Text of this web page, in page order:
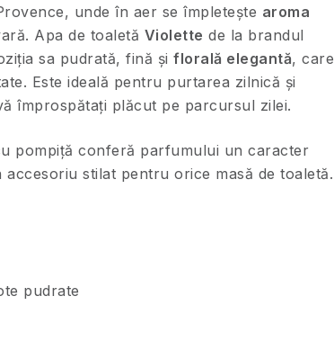
unde în aer se împletește aroma
Apa de toaletă Violette de la brandul
sa pudrată, fină și florală elegantă, care
Este ideală pentru purtarea zilnică și
împrospătați plăcut pe parcursul zilei.
pompiță conferă parfumului un caracter
stilat pentru orice masă de toaletă.
pudrate